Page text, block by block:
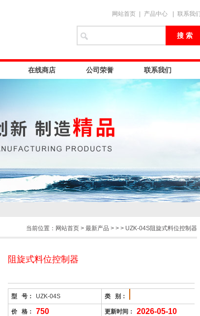
网站首页 产品中心 联系我们
在线商店 公司荣誉 联系我们
当前位置： 网站首页 > 最新产品 > > > UZK-04S阻旋式料位控制器
阻旋式料位控制器
型 号： UZK-04S 类 别：
价 格： 750 更新时间： 2026-05-10